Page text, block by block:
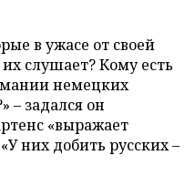
в ужасе от своей
слушает? Кому есть
немецких
– задался он
«выражает
них добить русских –